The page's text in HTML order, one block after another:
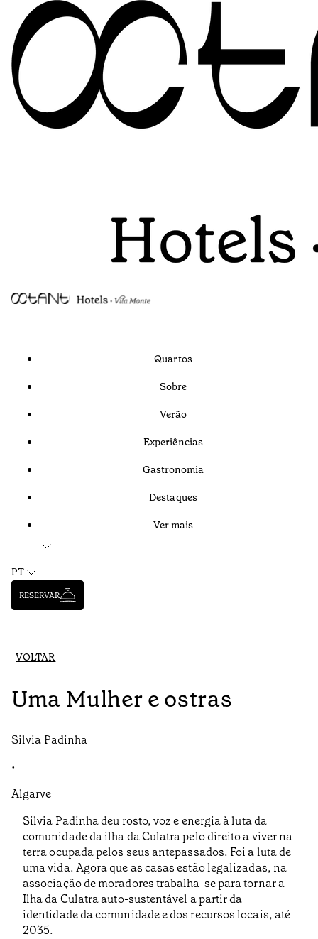
Quartos
Sobre
Verão
Experiências
Gastronomia
Destaques
Ver mais
PT
RESERVAR
VOLTAR
Uma Mulher e ostras
Silvia Padinha
•
Algarve
Silvia Padinha deu rosto, voz e energia à luta da
comunidade da ilha da Culatra pelo direito a viver na
terra ocupada pelos seus antepassados. Foi a luta de
uma vida. Agora que as casas estão legalizadas, na
associação de moradores trabalha-se para tornar a
Ilha da Culatra auto-sustentável a partir da
identidade da comunidade e dos recursos locais, até
2035.